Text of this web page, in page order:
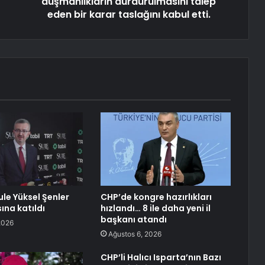
eden bir karar taslağını kabul etti.
Yüksel Şenler
katıldı
CHP’de kongre hazırlıkları
hızlandı… 8 ile daha yeni il
başkanı atandı
Ağustos 6, 2026
CHP’li Halıcı Isparta’nın Bazı